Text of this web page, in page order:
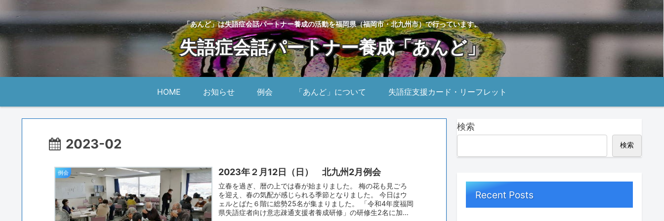
「あんど」は失語症会話パートナー養成の活動を福岡県（福岡市・北九州市）で行っています。
失語症会話パートナー養成「あんど」
HOME お知らせ 例会 「あんど」について 失語症支援カード・リーフレット
2023-02
例会 2023年２月12日（日） 北九州2月例会
立春を過ぎ、暦の上では春が始まりました。 梅の花も見ごろ
を迎え、春の気配が感じられる季節となりました。 今日はウ
ェルとばた６階に総勢25名が集まりました。 「令和4年度福岡
県失語症者向け意志疎通支援者養成研修」の研修生2名に加
検索
検索
Recent Posts